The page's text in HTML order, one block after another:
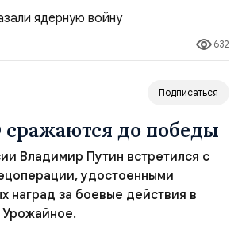
на теневой генштаб
аналитиков центра, боевые
к дальнейшей эскалации
Украины, либо с вовлечением в
и расширением. В таком случае не
...
632
Подписаться
до победы
Владимир Путин встретился с
удостоенными
наград за боевые действия в
Урожайное.